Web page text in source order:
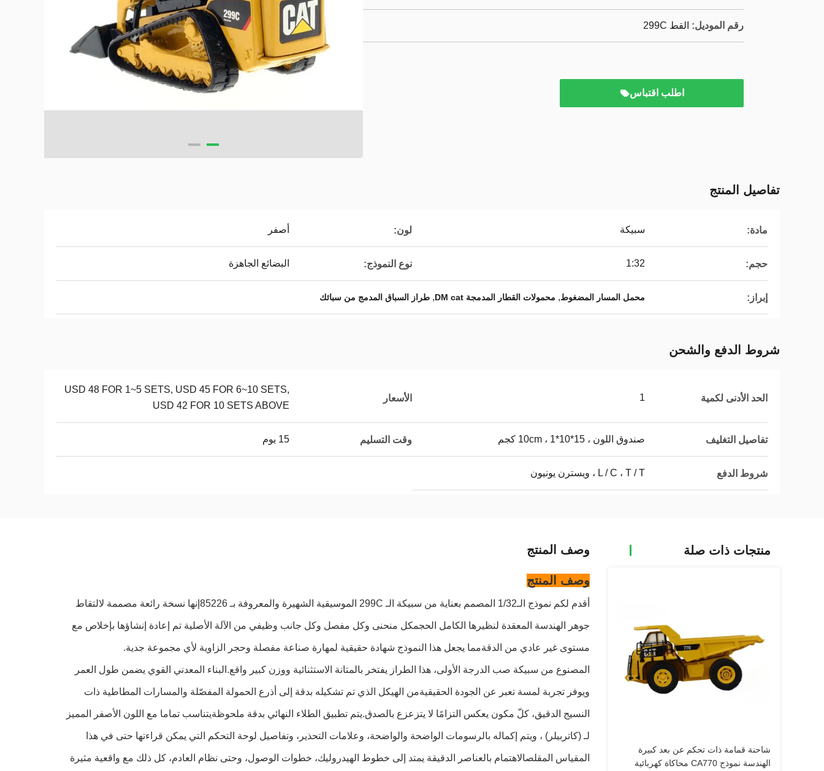
رقم الموديل: القط 299C
اطلب اقتباس
تفاصيل المنتج
مادة: سبيكة لون: أصفر
حجم: 1:32 نوع النموذج: البضائع الجاهزة
إبراز: محمل المسار المضغوط, محمولات القطار المدمجة DM cat , طراز السباق المدمج من سبائك
شروط الدفع والشحن
الحد الأدنى لكمية 1 الأسعار
USD 48 FOR 1~5 SETS, USD 45 FOR 6~10 SETS,
USD 42 FOR 10 SETS ABOVE
تفاصيل التغليف صندوق اللون ، 15*10*10cm ، 1 كجم وقت التسليم 15 يوم
شروط الدفع L / C ، T / T ، ويسترن يونيون
منتجات ذات صلة
شاحنة قمامة ذات تحكم عن بعد كبيرة
الهندسة نموذج CA770 محاكاة كهربائية
وصف المنتج
وصف المنتج
أقدم لكم نموذج الـ1/32 المصمم بعناية من سبيكة الـ 299C الموسيقية الشهيرة والمعروفة بـ 85226إنها نسخة رائعة مصممة لالتقاط
جوهر الهندسة المعقدة لنظيرها الكامل الحجمكل منحنى وكل مفصل وكل جانب وظيفي من الآلة الأصلية تم إعادة إنشاؤها بإخلاص مع
مستوى غير عادي من الدقةمما يجعل هذا النموذج شهادة حقيقية لمهارة صناعة مفصلة وحجر الزاوية لأي مجموعة جدية.
المصنوع من سبيكة صب الدرجة الأولى، هذا الطراز يفتخر بالمتانة الاستثنائية ووزن كبير واقع.البناء المعدني القوي يضمن طول العمر
ويوفر تجربة لمسة تعبر عن الجودة الحقيقيةمن الهيكل الذي تم تشكيله بدقة إلى أذرع الحمولة المفصّلة والمسارات المطاطية ذات
النسيج الدقيق، كلّ مكون يعكس التزامًا لا يتزعزع بالصدق.يتم تطبيق الطلاء النهائي بدقة ملحوظةيتناسب تماما مع اللون الأصفر المميز
لـ (كاتربيلر) ، ويتم إكماله بالرسومات الواضحة والواضحة، وعلامات التحذير، وتفاصيل لوحة التحكم التي يمكن قراءتها حتى في هذا
المقياس المقلصالاهتمام بالعناصر الدقيقة يمتد إلى خطوط الهيدروليك، خطوات الوصول، وحتى نظام العادم، كل ذلك مع واقعية مثيرة